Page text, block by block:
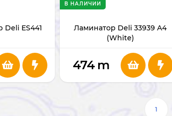
ES441
Ламинатор Deli 33939 A4
(White)
В НАЛИЧИИ
474 m
1